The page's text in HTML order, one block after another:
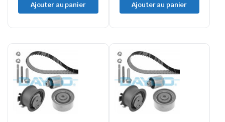
Ajouter au panier Ajouter au panier